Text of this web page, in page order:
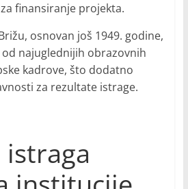
finansiranje projekta.
osnovan još 1949. godine,
najuglednijih obrazovnih
kadrove, što dodatno
za rezultate istrage.